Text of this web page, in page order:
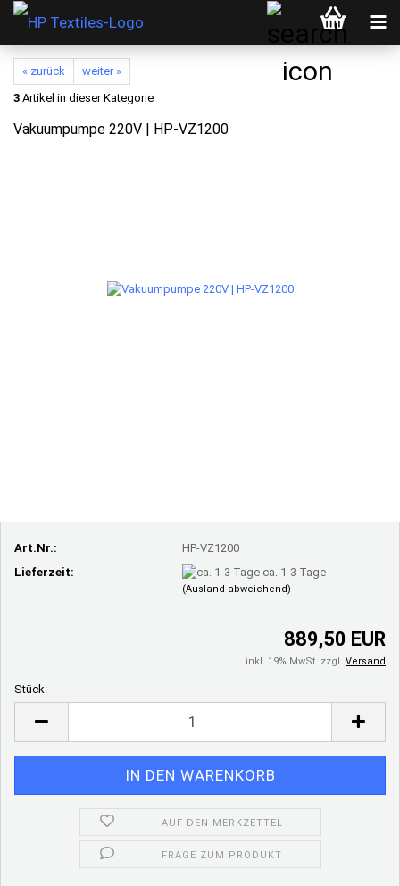
« zurück
weiter »
3 Artikel in dieser Kategorie
Vakuumpumpe 220V | HP-VZ1200
Art.Nr.:
HP-VZ1200
Lieferzeit:
ca. 1-3 Tage
(Ausland abweichend)
889,50 EUR
inkl. 19% MwSt. zzgl. Versand
Stück:
AUF DEN MERKZETTEL
FRAGE ZUM PRODUKT